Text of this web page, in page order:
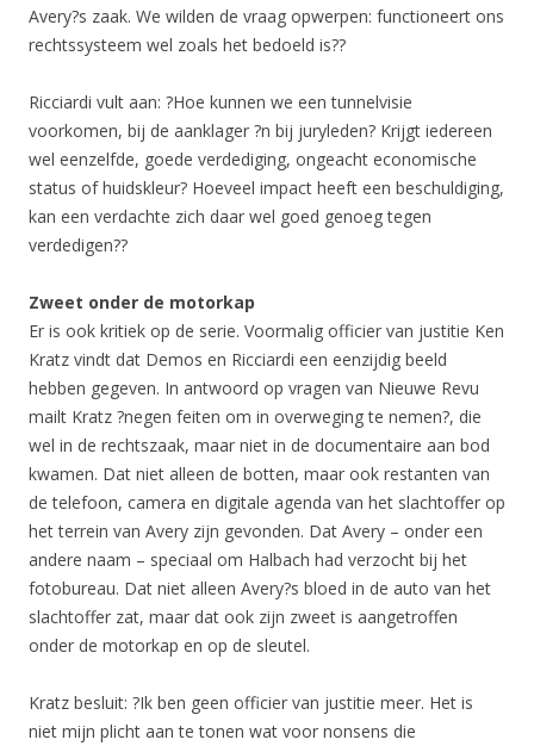
Avery?s zaak. We wilden de vraag opwerpen: functioneert ons
rechtssysteem wel zoals het bedoeld is??
Ricciardi vult aan: ?Hoe kunnen we een tunnelvisie
voorkomen, bij de aanklager ?n bij juryleden? Krijgt iedereen
wel eenzelfde, goede verdediging, ongeacht economische
status of huidskleur? Hoeveel impact heeft een beschuldiging,
kan een verdachte zich daar wel goed genoeg tegen
verdedigen??
Zweet onder de motorkap
Er is ook kritiek op de serie. Voormalig officier van justitie Ken
Kratz vindt dat Demos en Ricciardi een eenzijdig beeld
hebben gegeven. In antwoord op vragen van Nieuwe Revu
mailt Kratz ?negen feiten om in overweging te nemen?, die
wel in de rechtszaak, maar niet in de documentaire aan bod
kwamen. Dat niet alleen de botten, maar ook restanten van
de telefoon, camera en digitale agenda van het slachtoffer op
het terrein van Avery zijn gevonden. Dat Avery – onder een
andere naam – speciaal om Halbach had verzocht bij het
fotobureau. Dat niet alleen Avery?s bloed in de auto van het
slachtoffer zat, maar dat ook zijn zweet is aangetroffen
onder de motorkap en op de sleutel.
Kratz besluit: ?Ik ben geen officier van justitie meer. Het is
niet mijn plicht aan te tonen wat voor nonsens die